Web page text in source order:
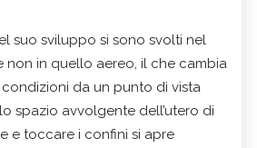
suo sviluppo si sono svolti nel
non in quello aereo, il che cambia
da un punto di vista
spazio avvolgente dell’utero di
e toccare i confini si apre